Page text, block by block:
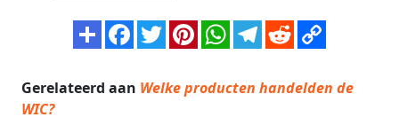
Gerelateerd aan Welke producten handelden de
WIC?